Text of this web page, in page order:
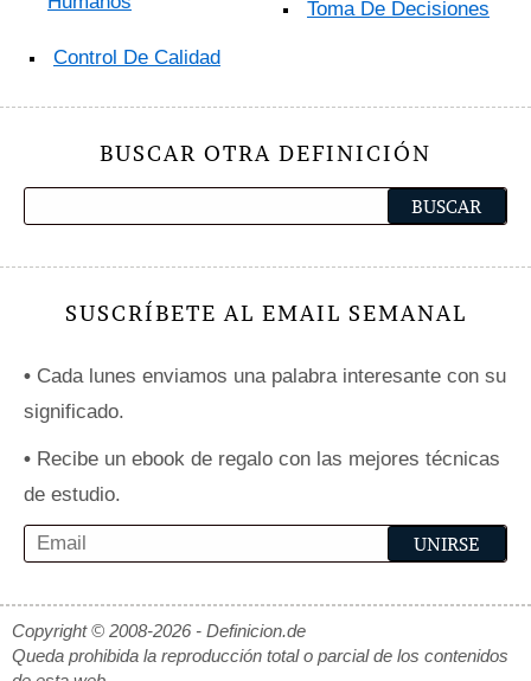
Control De Calidad
Toma De Decisiones
BUSCAR OTRA DEFINICIÓN
SUSCRÍBETE AL EMAIL SEMANAL
• Cada lunes enviamos una palabra interesante con su
significado.
• Recibe un ebook de regalo con las mejores técnicas
de estudio.
Copyright © 2008-2026 - Definicion.de
Queda prohibida la reproducción total o parcial de los contenidos